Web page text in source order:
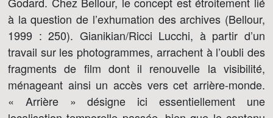
à la question de l’exhumation des archives (Bellour,
1999 : 250). Gianikian/Ricci Lucchi, à partir d’un
travail sur les photogrammes, arrachent à l’oubli des
fragments de film dont il renouvelle la visibilité,
ménageant ainsi un accès vers cet arrière-monde.
« Arrière » désigne ici essentiellement une